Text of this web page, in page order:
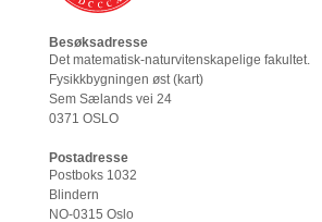
Besøksadresse
Det matematisk-naturvitenskapelige fakultet.
Fysikkbygningen øst (kart)
Sem Sælands vei 24
0371 OSLO
Postadresse
Postboks 1032
Blindern
NO-0315 Oslo